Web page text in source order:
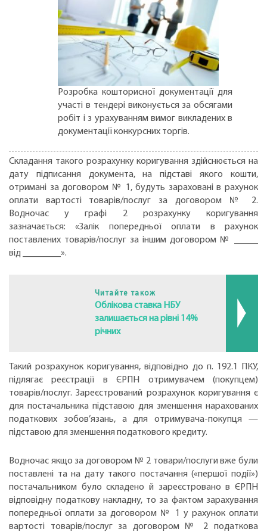
Розробка кошторисної документації для
участі в тендері виконується за обсягами
робіт і з урахуванням вимог викладених в
документації конкурсних торгів.
Складання такого розрахунку коригування здійснюється на
дату підписання документа, на підставі якого кошти,
отримані за договором № 1, будуть зараховані в рахунок
оплати вартості товарів/послуг за договором № 2.
Водночас у графі 2 розрахунку коригування
зазначається: «Залік попередньої оплати в рахунок
поставлених товарів/послуг за іншим договором № _____
від ________».
Читайте також
Облікова ставка НБУ
залишається на рівні 14%
річних
Такий розрахунок коригування, відповідно до п. 192.1 ПКУ,
підлягає реєстрації в ЄРПН отримувачем (покупцем)
товарів/послуг. Зареєстрований розрахунок коригування є
для постачальника підставою для зменшення нарахованих
податкових зобов’язань, а для отримувача-покупця —
підставою для зменшення податкового кредиту.
Водночас якщо за договором № 2 товари/послуги вже були
поставлені та на дату такого постачання («першої події»)
постачальником було складено й зареєстровано в ЄРПН
відповідну податкову накладну, то за фактом зарахування
попередньої оплати за договором № 1 у рахунок оплати
вартості товарів/послуг за договором № 2 податкова